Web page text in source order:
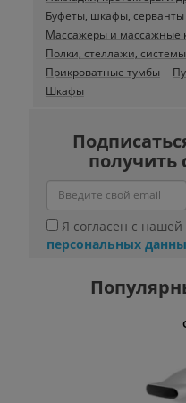
Буфеты, шкафы, серванты
Массажеры и массажные
Полки, стеллажи,
Прикроватные тумбы
Шкафы
получить
Я согласен с нашей
персональных